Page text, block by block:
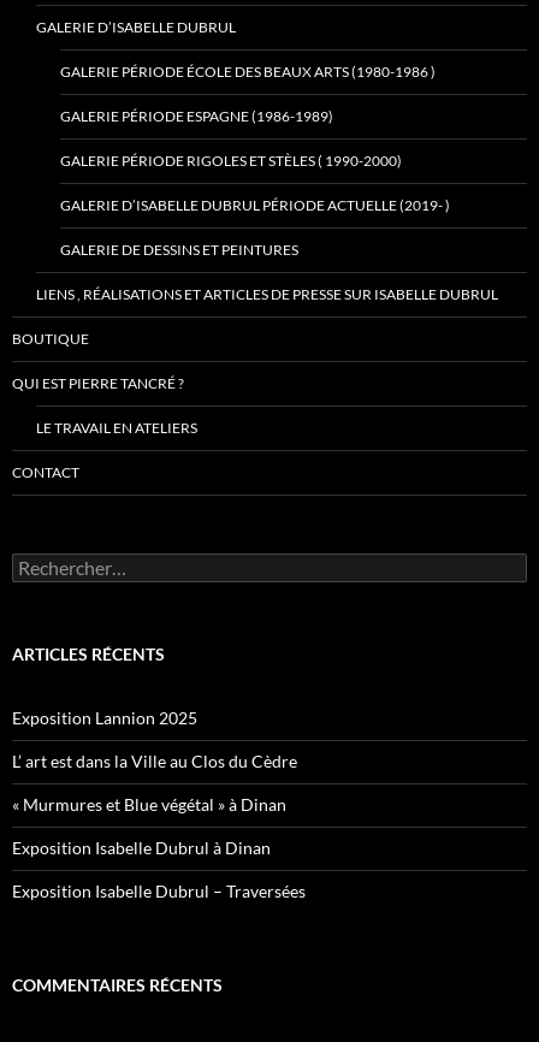
GALERIE D’ISABELLE DUBRUL
GALERIE PÉRIODE ÉCOLE DES BEAUX ARTS (1980-1986 )
GALERIE PÉRIODE ESPAGNE (1986-1989)
GALERIE PÉRIODE RIGOLES ET STÈLES ( 1990-2000)
GALERIE D’ISABELLE DUBRUL PÉRIODE ACTUELLE (2019- )
GALERIE DE DESSINS ET PEINTURES
LIENS , RÉALISATIONS ET ARTICLES DE PRESSE SUR ISABELLE DUBRUL
BOUTIQUE
QUI EST PIERRE TANCRÉ ?
LE TRAVAIL EN ATELIERS
CONTACT
Rechercher :
ARTICLES RÉCENTS
Exposition Lannion 2025
L’ art est dans la Ville au Clos du Cèdre
« Murmures et Blue végétal » à Dinan
Exposition Isabelle Dubrul à Dinan
Exposition Isabelle Dubrul – Traversées
COMMENTAIRES RÉCENTS